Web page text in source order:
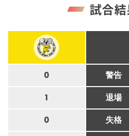
試合
0 警告
1 退場
0 失格